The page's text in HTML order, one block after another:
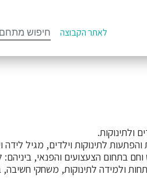
לאתר הקבוצה
for:
לתינוקות וילדים, מגיל לידה
בתחום הצעצועים והפנאי, ביניהם: